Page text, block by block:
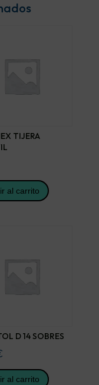
TIJERA
al carrito
D 14 SOBRES
al carrito